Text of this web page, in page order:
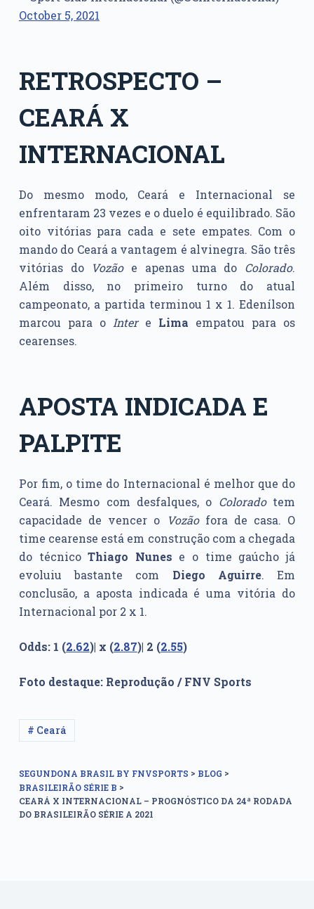
October 5, 2021
RETROSPECTO –
CEARÁ X
INTERNACIONAL
Do mesmo modo, Ceará e Internacional se
enfrentaram 23 vezes e o duelo é equilibrado. São
oito vitórias para cada e sete empates. Com o
mando do Ceará a vantagem é alvinegra. São três
vitórias do
Vozãoe apenas uma do Colorado.
Além disso, no primeiro turno do atual
campeonato, a partida terminou 1 x 1. Edenílson
marcou para o Inter e Lima empatou para os
cearenses.
APOSTA INDICADA E
PALPITE
Por fim, o time do Internacional é melhor que do
Ceará. Mesmo com desfalques, o Coloradotem
capacidade de vencer o
Vozãofora de casa. O
time cearense está em construção com a chegada
do técnicoThiago Nunes e o time gaúcho já
evoluiu bastante com Diego Aguirre. Em
conclusão, a aposta indicada é uma vitória do
Internacional por 2 x 1.
Odds: 1 (2.62)| x (2.87)| 2 (2.55)
Foto destaque: Reprodução / FNV Sports
# Ceará
SEGUNDONA BRASIL BY FNVSPORTS > BLOG >
BRASILEIRÃO SÉRIE B >
CEARÁ X INTERNACIONAL – PROGNÓSTICO DA 24ª RODADA
DO BRASILEIRÃO SÉRIE A 2021